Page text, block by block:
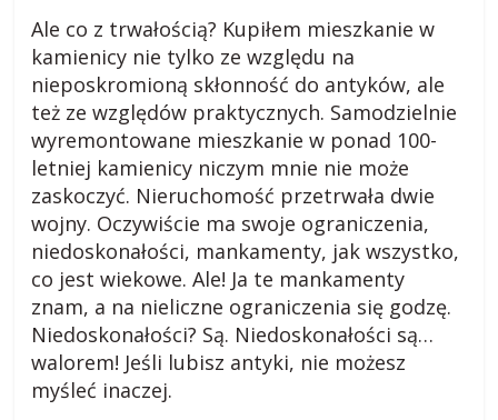
Ale co z trwałością? Kupiłem mieszkanie w
kamienicy nie tylko ze względu na
nieposkromioną skłonność do antyków, ale
też ze względów praktycznych. Samodzielnie
wyremontowane mieszkanie w ponad 100-
letniej kamienicy niczym mnie nie może
zaskoczyć. Nieruchomość przetrwała dwie
wojny. Oczywiście ma swoje ograniczenia,
niedoskonałości, mankamenty, jak wszystko,
co jest wiekowe. Ale! Ja te mankamenty
znam, a na nieliczne ograniczenia się godzę.
Niedoskonałości? Są. Niedoskonałości są…
walorem! Jeśli lubisz antyki, nie możesz
myśleć inaczej.